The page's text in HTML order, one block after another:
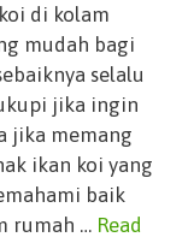
di kolam
mudah bagi
selalu
jika ingin
jika memang
ikan koi yang
baik
rumah … Read